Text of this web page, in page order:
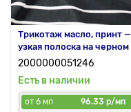
Трикотаж масло, принт —
узкая полоска на черном
2000000051246
Есть в наличии
от 6 мп
96.33 р/мп